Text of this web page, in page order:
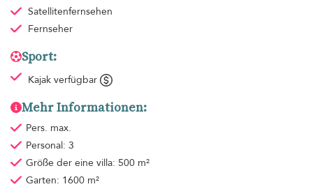
Satellitenfernsehen
Fernseher
Sport:
Kajak verfügbar
Mehr Informationen:
Pers. max.
Personal: 3
Größe der eine villa: 500 m²
Garten: 1600 m²